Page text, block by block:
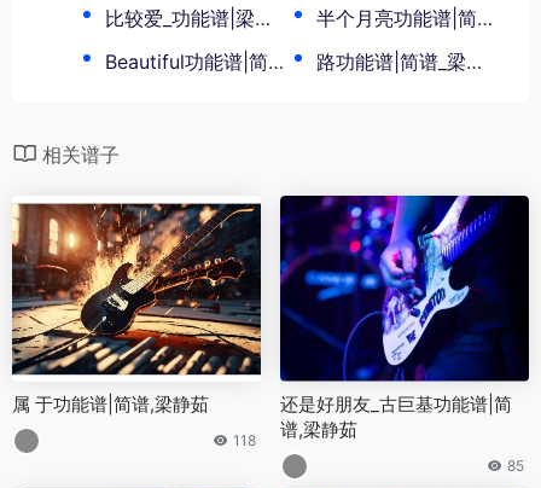
比较爱_功能谱|梁静茹
半个月亮功能谱|简谱_梁静茹
Beautiful功能谱|简谱_梁静茹
路功能谱|简谱_梁静茹
相关谱子
属 于功能谱|简谱,梁静茹
118
还是好朋友_古巨基功能谱|简
谱,梁静茹
85